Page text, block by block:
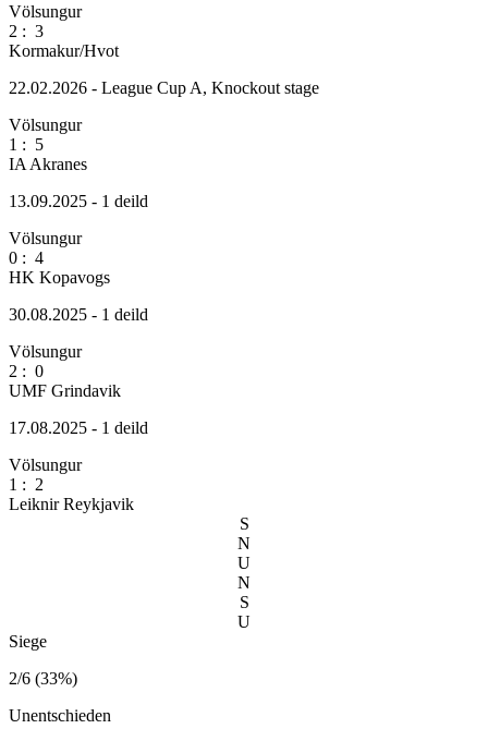
Völsungur
2 : 3
Kormakur/Hvot
22.02.2026 - League Cup A, Knockout stage
Völsungur
1 : 5
IA Akranes
13.09.2025 - 1 deild
Völsungur
0 : 4
HK Kopavogs
30.08.2025 - 1 deild
Völsungur
2 : 0
UMF Grindavik
17.08.2025 - 1 deild
Völsungur
1 : 2
Leiknir Reykjavik
S
N
U
N
S
U
Siege
2/6 (33%)
Unentschieden